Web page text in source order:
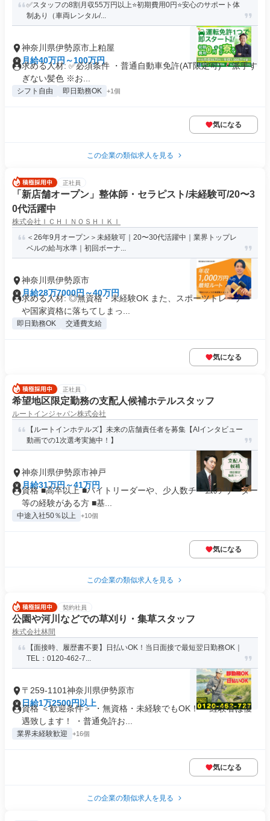
✅スタッフの8割月収55万円以上⭐️初期費用0円⭐️安心のサポート体
制あり（車両レンタル/...
神奈川県伊勢原市上粕屋
月給40万円～100万円
求める人材: ✅️必須条件 ・普通自動車免許(AT限定可) ・派手す
ぎない髪色 ※お...
シフト自由 即日勤務OK +1個
気になる
この企業の類似求人を見る
正社員
「新店舗オープン」整体師・セラピスト/未経験可/20〜3
0代活躍中
株式会社ＩＣＨＩＮＯＳＨＩＫＩ
＜26年9月オープン＞未経験可｜20〜30代活躍中｜業界トップレ
ベルの給与水準｜初回ボーナ...
神奈川県伊勢原市
月給28万7000円～40万円
求める人材: ◎無資格・未経験OK また、スポーツトレーナー
や国家資格に落ちてしまっ...
即日勤務OK 交通費支給
気になる
正社員
希望地区限定勤務の支配人候補ホテルスタッフ
ルートインジャパン株式会社
【ルートインホテルズ】未来の店舗責任者を募集【AIインタビュー
動画での1次選考実施中！】
神奈川県伊勢原市神戸
月給31万円～41万円
資格 ■高卒以上 ■バイトリーダーや、少人数チームの リーダー
等の経験がある方 ■基...
中途入社50％以上 +10個
気になる
この企業の類似求人を見る
契約社員
公園や河川などでの草刈り・集草スタッフ
株式会社林間
【面接時、履歴書不要】日払いOK！当日面接で最短翌日勤務OK｜
TEL：0120-462-7...
〒259-1101神奈川県伊勢原市
日給1万2500円以上
資格 ＜歓迎条件＞ ・無資格・未経験でもOK！ ・経験者は優
遇致します！ ・普通免許お...
業界未経験歓迎 +16個
気になる
この企業の類似求人を見る